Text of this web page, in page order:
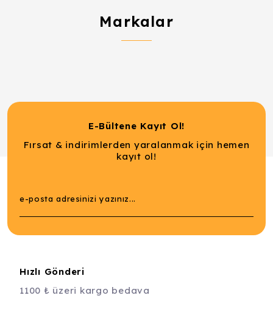
Markalar
E-Bültene Kayıt Ol!
Fırsat & indirimlerden yaralanmak için hemen
kayıt ol!
Hızlı Gönderi
1100 ₺ üzeri kargo bedava